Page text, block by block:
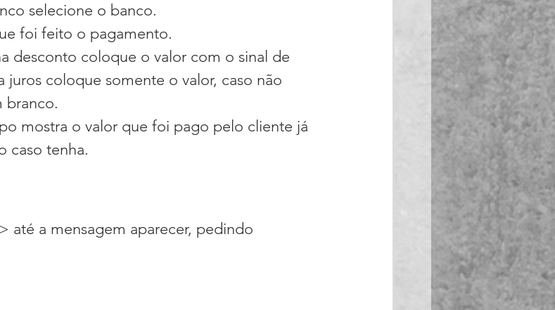
selecione o banco.
foi feito o pagamento.
desconto coloque o valor com o sinal de
juros coloque somente o valor, caso não
branco.
mostra o valor que foi pago pelo cliente já
caso tenha.
até a mensagem aparecer, pedindo